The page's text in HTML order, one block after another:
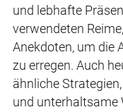
und lebhafte
verwendeten
Anekdoten, um die
zu erregen. Auch
ähnliche
und unterhaltsame